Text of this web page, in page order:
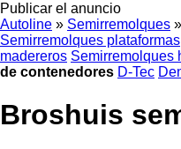
Publicar el anuncio
Autoline » Semirremolques »
Semirremolques plataformas
madereros Semirremolques
de contenedores D-Tec
Broshuis